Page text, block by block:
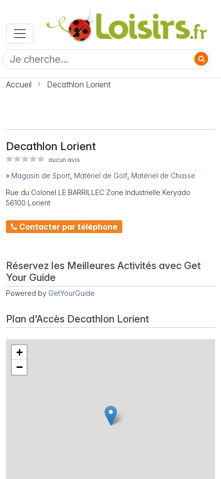
Accueil Decathlon Lorient
Decathlon Lorient
aucun avis
» Magasin de Sport Matériel de Golf Matériel de Chasse
Rue du Colonel LE BARRILLEC Zone Industrielle Keryado
56100 Lorient
Contacter par téléphone
Réservez les Meilleures Activités avec Get
Your Guide
Powered by GetYourGuide
Plan d'Accès Decathlon Lorient
+
−